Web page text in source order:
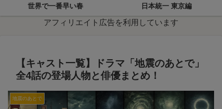
世界で一番早い春 日本統一 東京編
アフィリエイト広告を利用しています
【キャスト一覧】ドラマ「地震のあとで」
全4話の登場人物と俳優まとめ！
地震のあとで